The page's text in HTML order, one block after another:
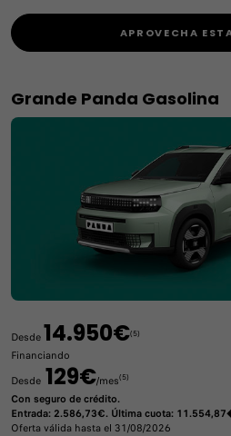
APROVECHA
Grande Panda Gasolina
Desde14.950€(5)
Financiando
Desde 129€/mes(5)
Con seguro de crédito.
Entrada: 2.586,73€. Última cuota:
Oferta válida hasta el 31/08/2026